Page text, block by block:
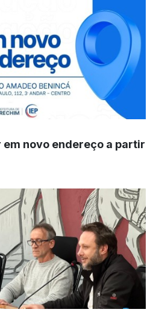
em novo endereço a partir